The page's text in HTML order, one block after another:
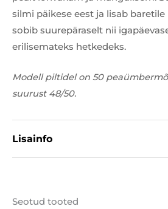
silmi päikese eest ja lisab
sobib suurepäraselt nii
erilisemateks hetkedeks.
Modell piltidel on 50
suurust 48/50.
Lisainfo
Suurus
Seotud tooted